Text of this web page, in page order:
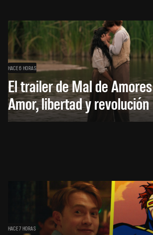
HACE 6 HORAS
El trailer de Mal de
Amor, libertad y revolución
HACE 7 HORAS